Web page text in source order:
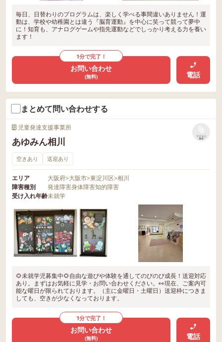
毎日、日替わりのプログラムは、楽しく学べる事間違いありません！運
動は、学校や幼稚園とは違う『脳育運動』を中心に笑って競って夢中
に！知育も、アナログゲームや指先運動などでしっかり考える力を養い
ます！
1分で完了！
お問い合わせ
(無料) 電話
まとめて問い合わせする
児童発達支援事業所
あゆみん相川
リストに
保存
空きあり 送迎あり
エリア 大阪府>大阪市>東淀川区>相川
障害種別
発達障害身体障害知的障害
受け入れ年齢未就学
🌻未就学児募集中🌻自由な遊びや体験を通してのびのび成長！送迎対応
あり。まずはお気軽に見学・お問い合わせください。👀現在、ご案内可
能な曜日が限られております。（主に金曜日・土曜日）送迎枠につきま
しても、空きが少なくなっております。
1分で完了！
お問い合わせ
(無料) 電話